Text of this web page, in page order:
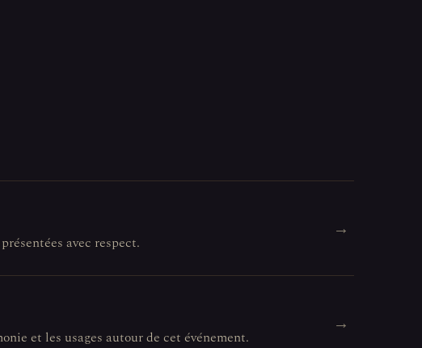
avec respect.
→
et les usages autour de cet événement.
→